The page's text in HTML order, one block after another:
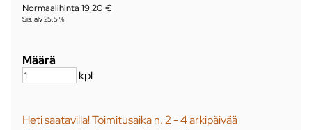
Normaalihinta 19,20 €
Sis. alv 25.5 %
Määrä
kpl
Heti saatavilla! Toimitusaika n. 2 - 4 arkipäivää